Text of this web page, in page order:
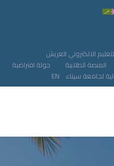
الالكتروني العريش
المنصة الطلابية
جولة افتراضية
لجامعة سيناء EN